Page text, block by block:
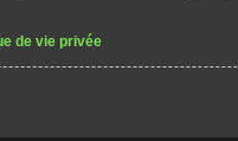
de vie privée